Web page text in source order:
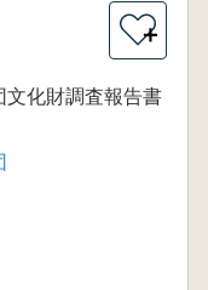
＋
文化財調査報告書